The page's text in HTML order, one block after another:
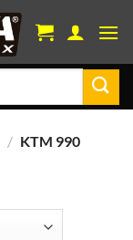
/ KTM 990